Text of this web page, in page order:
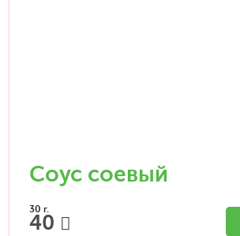
Соус соевый
30 г.
40